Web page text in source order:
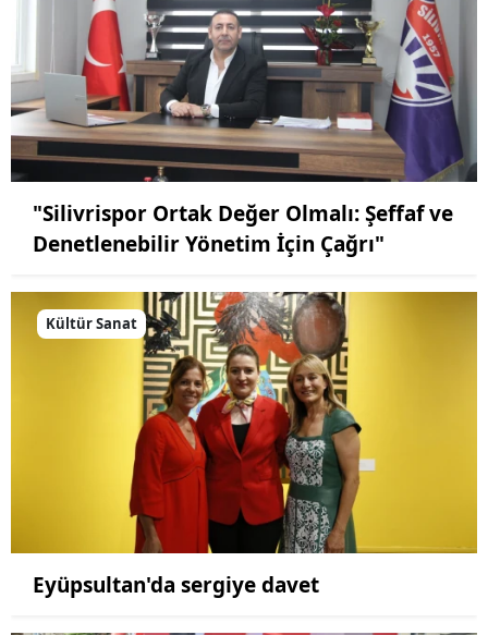
"Silivrispor Ortak Değer Olmalı: Şeffaf ve
Denetlenebilir Yönetim İçin Çağrı"
Kültür Sanat
Eyüpsultan'da sergiye davet